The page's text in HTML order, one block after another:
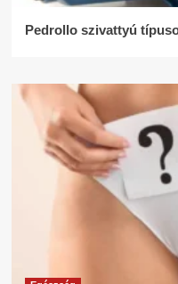
Pedrollo szivattyú